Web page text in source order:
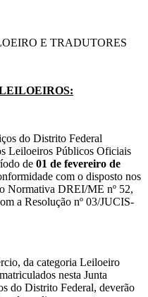
E TRADUTORES
do Distrito Federal
Leiloeiros Públicos Oficiais
de 01 de fevereiro de
com o disposto nos
Normativa DREI/ME nº 52,
a Resolução nº 03/JUCIS-
da categoria Leiloeiro
nesta Junta
do Distrito Federal, deverão